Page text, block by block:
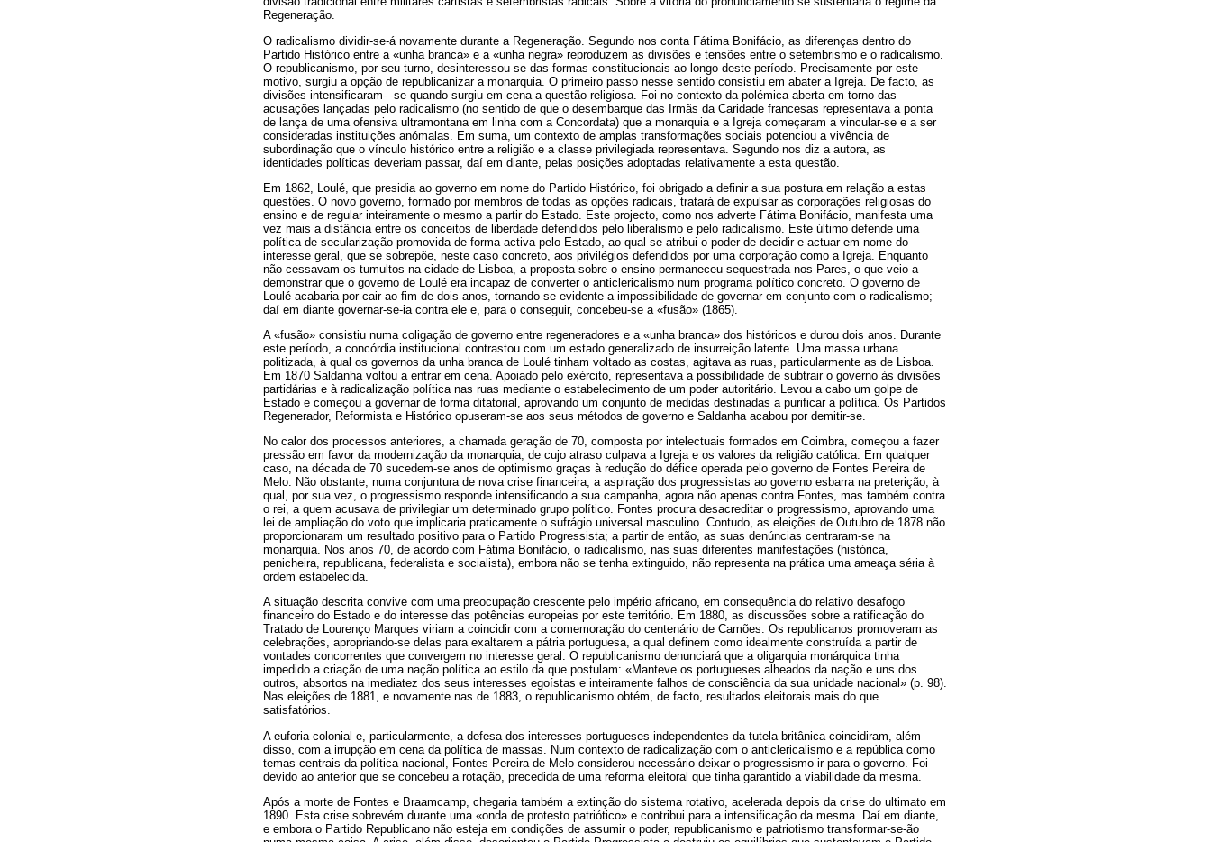
Regeneração.
O radicalismo dividir-se-á novamente durante a Regeneração. Segundo nos conta Fátima Bonifácio, as diferenças dentro do
Partido Histórico entre a «unha branca» e a «unha negra» reproduzem as divisões e tensões entre o setembrismo e o radicalismo.
O republicanismo, por seu turno, desinteressou-se das formas constitucionais ao longo deste período. Precisamente por este
motivo, surgiu a opção de republicanizar a monarquia. O primeiro passo nesse sentido consistiu em abater a Igreja. De facto, as
divisões intensificaram- -se quando surgiu em cena a questão religiosa. Foi no contexto da polémica aberta em torno das
acusações lançadas pelo radicalismo (no sentido de que o desembarque das Irmãs da Caridade francesas representava a ponta
de lança de uma ofensiva ultramontana em linha com a Concordata) que a monarquia e a Igreja começaram a vincular-se e a ser
consideradas instituições anómalas. Em suma, um contexto de amplas transformações sociais potenciou a vivência de
subordinação que o vínculo histórico entre a religião e a classe privilegiada representava. Segundo nos diz a autora, as
identidades políticas deveriam passar, daí em diante, pelas posições adoptadas relativamente a esta questão.
Em 1862, Loulé, que presidia ao governo em nome do Partido Histórico, foi obrigado a definir a sua postura em relação a estas
questões. O novo governo, formado por membros de todas as opções radicais, tratará de expulsar as corporações religiosas do
ensino e de regular inteiramente o mesmo a partir do Estado. Este projecto, como nos adverte Fátima Bonifácio, manifesta uma
vez mais a distância entre os conceitos de liberdade defendidos pelo liberalismo e pelo radicalismo. Este último defende uma
política de secularização promovida de forma activa pelo Estado, ao qual se atribui o poder de decidir e actuar em nome do
interesse geral, que se sobrepõe, neste caso concreto, aos privilégios defendidos por uma corporação como a Igreja. Enquanto
não cessavam os tumultos na cidade de Lisboa, a proposta sobre o ensino permaneceu sequestrada nos Pares, o que veio a
demonstrar que o governo de Loulé era incapaz de converter o anticlericalismo num programa político concreto. O governo de
Loulé acabaria por cair ao fim de dois anos, tornando-se evidente a impossibilidade de governar em conjunto com o radicalismo;
daí em diante governar-se-ia contra ele e, para o conseguir, concebeu-se a «fusão» (1865).
A «fusão» consistiu numa coligação de governo entre regeneradores e a «unha branca» dos históricos e durou dois anos. Durante
este período, a concórdia institucional contrastou com um estado generalizado de insurreição latente. Uma massa urbana
politizada, à qual os governos da unha branca de Loulé tinham voltado as costas, agitava as ruas, particularmente as de Lisboa.
Em 1870 Saldanha voltou a entrar em cena. Apoiado pelo exército, representava a possibilidade de subtrair o governo às divisões
partidárias e à radicalização política nas ruas mediante o estabelecimento de um poder autoritário. Levou a cabo um golpe de
Estado e começou a governar de forma ditatorial, aprovando um conjunto de medidas destinadas a purificar a política. Os Partidos
Regenerador, Reformista e Histórico opuseram-se aos seus métodos de governo e Saldanha acabou por demitir-se.
No calor dos processos anteriores, a chamada geração de 70, composta por intelectuais formados em Coimbra, começou a fazer
pressão em favor da modernização da monarquia, de cujo atraso culpava a Igreja e os valores da religião católica. Em qualquer
caso, na década de 70 sucedem-se anos de optimismo graças à redução do défice operada pelo governo de Fontes Pereira de
Melo. Não obstante, numa conjuntura de nova crise financeira, a aspiração dos progressistas ao governo esbarra na preterição, à
qual, por sua vez, o progressismo responde intensificando a sua campanha, agora não apenas contra Fontes, mas também contra
o rei, a quem acusava de privilegiar um determinado grupo político. Fontes procura desacreditar o progressismo, aprovando uma
lei de ampliação do voto que implicaria praticamente o sufrágio universal masculino. Contudo, as eleições de Outubro de 1878 não
proporcionaram um resultado positivo para o Partido Progressista; a partir de então, as suas denúncias centraram-se na
monarquia. Nos anos 70, de acordo com Fátima Bonifácio, o radicalismo, nas suas diferentes manifestações (histórica,
penicheira, republicana, federalista e socialista), embora não se tenha extinguido, não representa na prática uma ameaça séria à
ordem estabelecida.
A situação descrita convive com uma preocupação crescente pelo império africano, em consequência do relativo desafogo
financeiro do Estado e do interesse das potências europeias por este território. Em 1880, as discussões sobre a ratificação do
Tratado de Lourenço Marques viriam a coincidir com a comemoração do centenário de Camões. Os republicanos promoveram as
celebrações, apropriando-se delas para exaltarem a pátria portuguesa, a qual definem como idealmente construída a partir de
vontades concorrentes que convergem no interesse geral. O republicanismo denunciará que a oligarquia monárquica tinha
impedido a criação de uma nação política ao estilo da que postulam: «Manteve os portugueses alheados da nação e uns dos
outros, absortos na imediatez dos seus interesses egoístas e inteiramente falhos de consciência da sua unidade nacional» (p. 98).
Nas eleições de 1881, e novamente nas de 1883, o republicanismo obtém, de facto, resultados eleitorais mais do que
satisfatórios.
A euforia colonial e, particularmente, a defesa dos interesses portugueses independentes da tutela britânica coincidiram, além
disso, com a irrupção em cena da política de massas. Num contexto de radicalização com o anticlericalismo e a república como
temas centrais da política nacional, Fontes Pereira de Melo considerou necessário deixar o progressismo ir para o governo. Foi
devido ao anterior que se concebeu a rotação, precedida de uma reforma eleitoral que tinha garantido a viabilidade da mesma.
Após a morte de Fontes e Braamcamp, chegaria também a extinção do sistema rotativo, acelerada depois da crise do ultimato em
1890. Esta crise sobrevém durante uma «onda de protesto patriótico» e contribui para a intensificação da mesma. Daí em diante,
e embora o Partido Republicano não esteja em condições de assumir o poder, republicanismo e patriotismo transformar-se-ão